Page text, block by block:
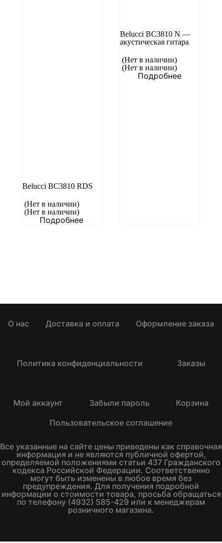
Belucci BC3810 RDS
(Нет в наличии)
(Нет в наличии)
Подробнее
Belucci BC3810 N —
акустическая гитара
(Нет в наличии)
(Нет в наличии)
Подробнее
О нас Доставка и оплата Оформление заказа
Политика конфиденциальности Заказы
Мой аккаунт Забыли пароль
Корзина
Пользовательское соглашение
Все указанные на сайте цены приведены как справочная
информация и не являются публичной офертой,
определяемой положениями статьи 437 Гражданского
кодекса Российской Федерации. Соответственно
могут быть изменены в любое время без
предупреждения. Для получения подробной
информации о стоимости товара, просьба обращаться
по телефону (4932) 585-429 или к менеджерам
розничного магазина.